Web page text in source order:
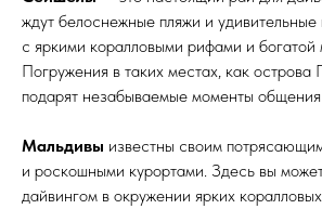
ждут белоснежные пляжи и
с яркими коралловыми рифами и
Погружения в таких местах, как
подарят незабываемые моменты
Мальдивы известны своим
и роскошными курортами. Здесь вы
дайвингом в окружении ярких